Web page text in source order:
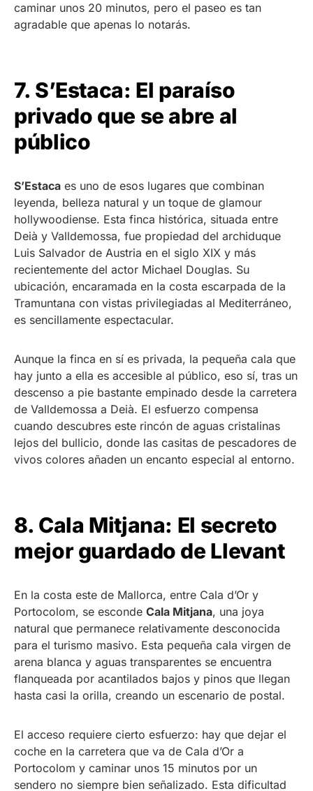
caminar unos 20 minutos, pero el paseo es tan
agradable que apenas lo notarás.
7. S’Estaca: El paraíso
privado que se abre al
público
S’Estaca es uno de esos lugares que combinan
leyenda, belleza natural y un toque de glamour
hollywoodiense. Esta finca histórica, situada entre
Deià y Valldemossa, fue propiedad del archiduque
Luis Salvador de Austria en el siglo XIX y más
recientemente del actor Michael Douglas. Su
ubicación, encaramada en la costa escarpada de la
Tramuntana con vistas privilegiadas al Mediterráneo,
es sencillamente espectacular.
Aunque la finca en sí es privada, la pequeña cala que
hay junto a ella es accesible al público, eso sí, tras un
descenso a pie bastante empinado desde la carretera
de Valldemossa a Deià. El esfuerzo compensa
cuando descubres este rincón de aguas cristalinas
lejos del bullicio, donde las casitas de pescadores de
vivos colores añaden un encanto especial al entorno.
8. Cala Mitjana: El secreto
mejor guardado de Llevant
En la costa este de Mallorca, entre Cala d’Or y
Portocolom, se esconde Cala Mitjana, una joya
natural que permanece relativamente desconocida
para el turismo masivo. Esta pequeña cala virgen de
arena blanca y aguas transparentes se encuentra
flanqueada por acantilados bajos y pinos que llegan
hasta casi la orilla, creando un escenario de postal.
El acceso requiere cierto esfuerzo: hay que dejar el
coche en la carretera que va de Cala d’Or a
Portocolom y caminar unos 15 minutos por un
sendero no siempre bien señalizado. Esta dificultad